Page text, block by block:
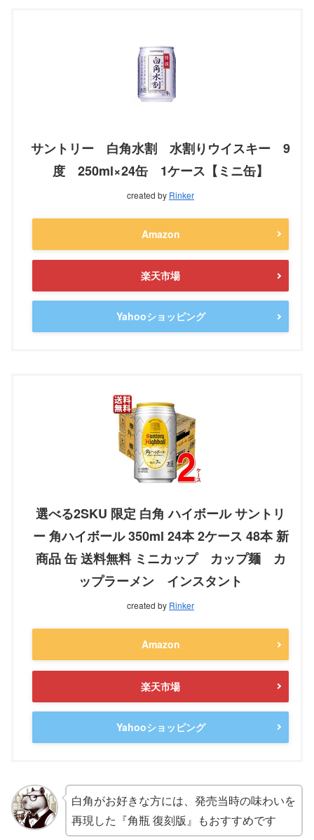
サントリー 白角水割 水割りウイスキー 9
度 250ml×24缶 1ケース【ミニ缶】
created by Rinker
Amazon
楽天市場
Yahooショッピング
選べる2SKU 限定 白角 ハイボール サントリ
ー 角ハイボール 350ml 24本 2ケース 48本 新
商品 缶 送料無料 ミニカップ カップ麺 カ
ップラーメン インスタント
created by Rinker
Amazon
楽天市場
Yahooショッピング
白角がお好きな方には、発売当時の味わいを
再現した『角瓶 復刻版』もおすすめです